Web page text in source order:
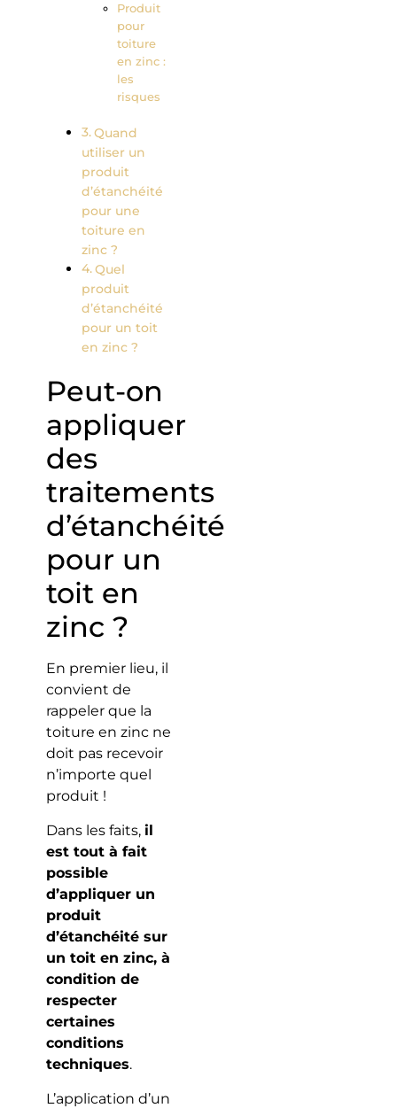
Produit
pour
toiture
en zinc :
les
risques
Quand
utiliser un
produit
d’étanchéité
pour une
toiture en
zinc ?
Quel
produit
d’étanchéité
pour un toit
en zinc ?
Peut-on
appliquer
des
traitements
d’étanchéité
pour un
toit en
zinc ?
En premier lieu, il
convient de
rappeler que la
toiture en zinc ne
doit pas recevoir
n’importe quel
produit !
Dans les faits, il
est tout à fait
possible
d’appliquer un
produit
d’étanchéité sur
un toit en zinc, à
condition de
respecter
certaines
conditions
techniques.
L’application d’un